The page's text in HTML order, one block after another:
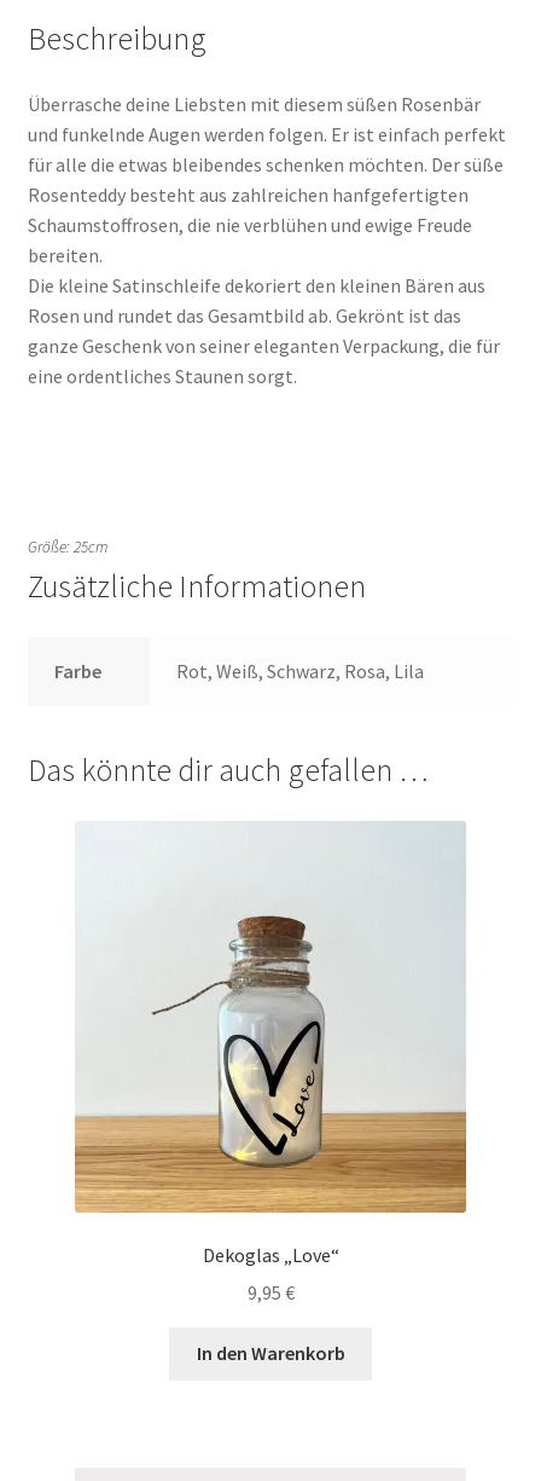
Beschreibung
Überrasche deine Liebsten mit diesem süßen Rosenbär
und funkelnde Augen werden folgen. Er ist einfach perfekt
für alle die etwas bleibendes schenken möchten. Der süße
Rosenteddy besteht aus zahlreichen hanfgefertigten
Schaumstoffrosen, die nie verblühen und ewige Freude
bereiten.
Die kleine Satinschleife dekoriert den kleinen Bären aus
Rosen und rundet das Gesamtbild ab. Gekrönt ist das
ganze Geschenk von seiner eleganten Verpackung, die für
eine ordentliches Staunen sorgt.
Größe: 25cm
Zusätzliche Informationen
Farbe Rot, Weiß, Schwarz, Rosa, Lila
Das könnte dir auch gefallen …
Dekoglas „Love“
9,95 €
In den Warenkorb